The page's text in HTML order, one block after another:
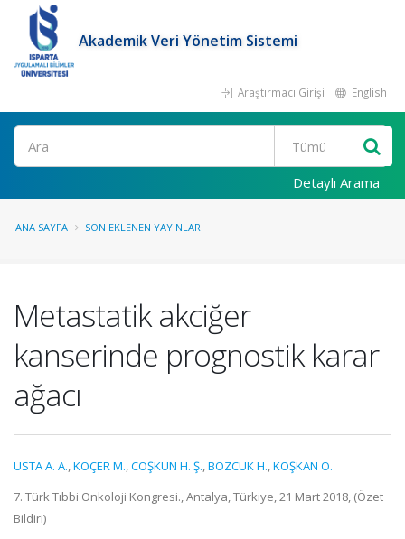
Akademik Veri Yönetim Sistemi
Araştırmacı Girişi English
Ara
Detaylı Arama
ANA SAYFA SON EKLENEN YAYINLAR
Metastatik akciğer
kanserinde prognostik karar
ağacı
USTA A. A.,KOÇER M.,COŞKUN H. Ş.,BOZCUK H.,KOŞKAN Ö.
7. Türk Tıbbi Onkoloji Kongresi., Antalya, Türkiye, 21 Mart 2018, (Özet
Bildiri)